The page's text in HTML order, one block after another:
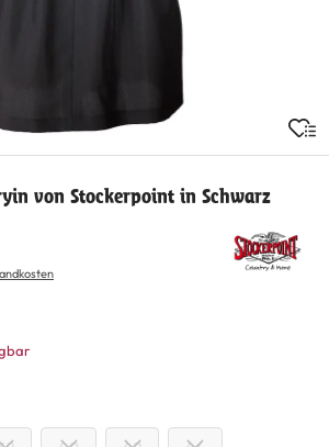
von Stockerpoint in Schwarz